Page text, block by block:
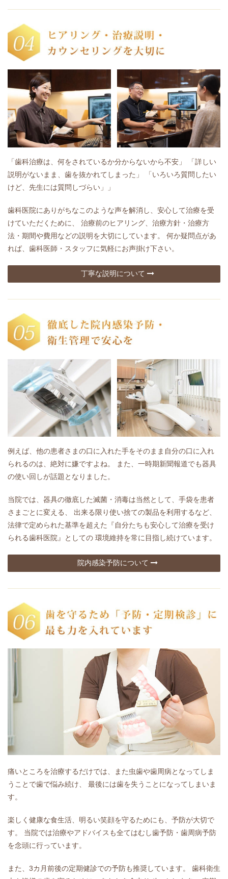
「歯科治療は、何をされているか分からないから不安」 「詳しい
説明がないまま、歯を抜かれてしまった」 「いろいろ質問したい
けど、先生には質問しづらい」」
歯科医院にありがちなこのような声を解消し、安心して治療を受
けていただくために、 治療前のヒアリング、治療方針・治療方
法・期間や費用などの説明を大切にしています。 何か疑問点があ
れば、歯科医師・スタッフに気軽にお声掛け下さい。
丁寧な説明について
例えば、他の患者さまの口に入れた手をそのまま自分の口に入れ
られるのは、絶対に嫌ですよね。 また、一時期新聞報道でも器具
の使い回しが話題となりました。
当院では、器具の徹底した滅菌・消毒は当然として、手袋を患者
さまごとに変える、 出来る限り使い捨ての製品を利用するなど、
法律で定められた基準を超えた『自分たちも安心して治療を受け
られる歯科医院』としての 環境維持を常に目指し続けています。
院内感染予防について
痛いところを治療するだけでは、また虫歯や歯周病となってしま
うことで歯で悩み続け、 最後には歯を失うことになってしまいま
す。
楽しく健康な食生活、明るい笑顔を守るためにも、予防が大切で
す。 当院では治療やアドバイスも全てはむし歯予防・歯周病予防
を念頭に行っています。
また、3カ月前後の定期健診での予防も推奨しています。 歯科衛生